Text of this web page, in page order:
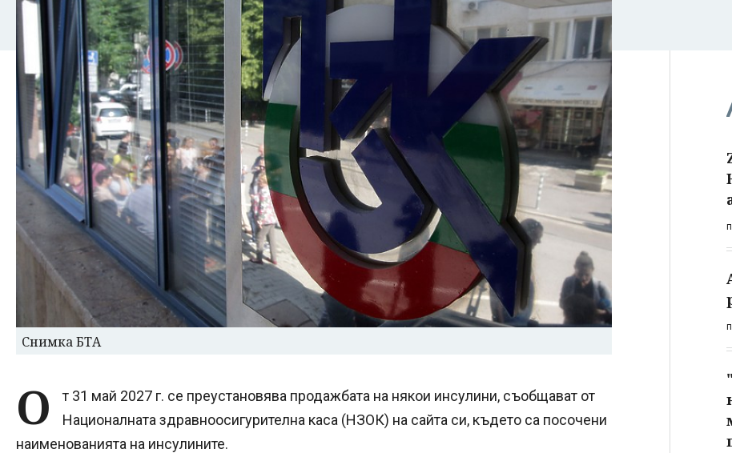
Снимка БТА
О
т 31 май 2027 г. се преустановява продажбата на някои инсулини, съобщават от
Националната здравноосигурителна каса (НЗОК) на сайта си, където са посочени
наименованията на инсулините.